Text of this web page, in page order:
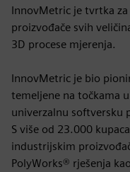
InnovMetric je tvrtka
proizvođače svih
3D procese mjerenja.
InnovMetric je bio
temeljene na točkama
univerzalnu softversku
S više od 23.000
industrijskim
PolyWorks® rješenja